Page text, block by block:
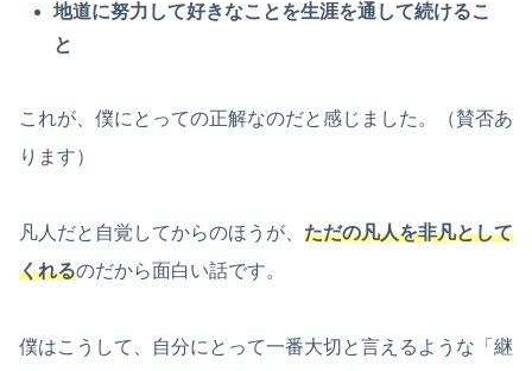
地道に努力して好きなことを生涯を通して続けるこ
と
これが、僕にとっての正解なのだと感じました。（賛否あ
ります）
凡人だと自覚してからのほうが、 ただの凡人を非凡として
くれるのだから面白い話です。
僕はこうして、自分にとって一番大切と言えるような「継